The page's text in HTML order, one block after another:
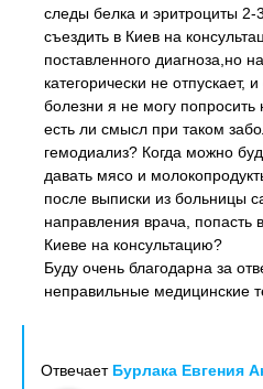
следы белка и эритроциты
съездить в Киев на
поставленного диагноза,но
категорически не отпускает,
болезни я не могу
есть ли смысл при таком
гемодиализ? Когда можно
давать мясо и
после выписки из больницы
направления врача, попасть
Киеве на консультацию?
Буду очень благодарна за
неправильные медицинские
Отвечает Бурлака Евгения